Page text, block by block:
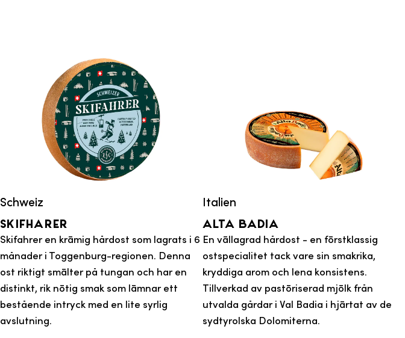
Schweiz
Skifharer
Skifahrer en krämig hårdost som lagrats i 6
månader i Toggenburg-regionen. Denna
ost riktigt smälter på tungan och har en
distinkt, rik nötig smak som lämnar ett
bestående intryck med en lite syrlig
avslutning.
Italien
Alta badia
En vällagrad hårdost - en förstklassig
ostspecialitet tack vare sin smakrika,
kryddiga arom och lena konsistens.
Tillverkad av pastöriserad mjölk från
utvalda gårdar i Val Badia i hjärtat av de
sydtyrolska Dolomiterna.